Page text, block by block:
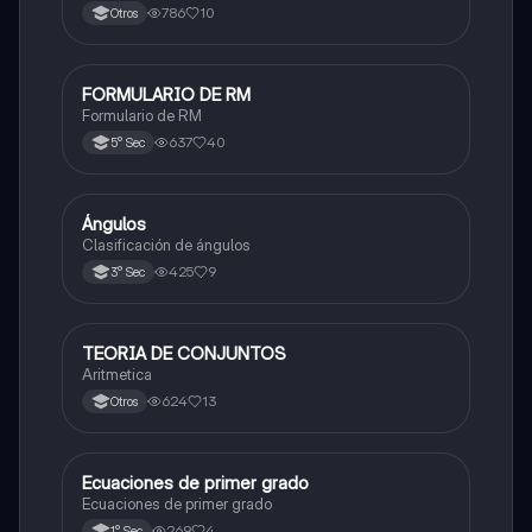
Otros 786 10
Matemáticas
FORMULARIO DE RM
Formulario de RM
5° Sec 637 40
Matemáticas
Ángulos
Clasificación de ángulos
3° Sec 425 9
Matemáticas
TEORIA DE CONJUNTOS
Aritmetica
Otros 624 13
Matemáticas
Ecuaciones de primer grado
Ecuaciones de primer grado